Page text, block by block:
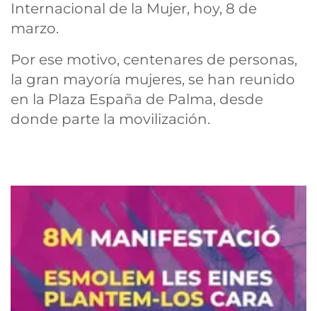
Internacional de la Mujer, hoy, 8 de
marzo.
Por ese motivo, centenares de personas,
la gran mayoría mujeres, se han reunido
en la Plaza España de Palma, desde
donde parte la movilización.